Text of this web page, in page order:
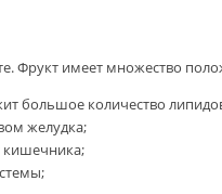
Фрукт имеет множество
большое количество
желудка;
кишечника;